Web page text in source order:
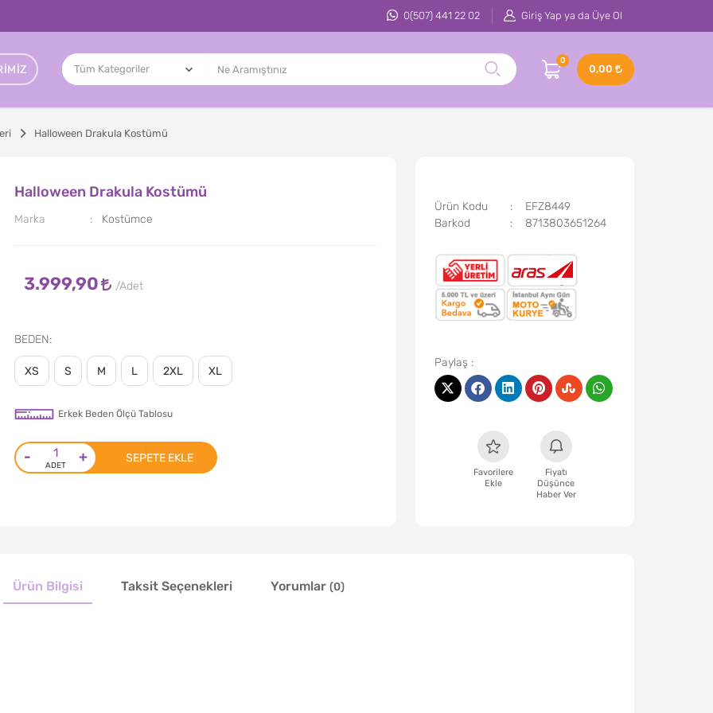
0(507) 441 22 02 Giriş Yap ya da Üye Ol
0
0,00
Halloween Drakula Kostümü
Halloween Drakula Kostümü
Marka Kostümce
3.999,90
BEDEN
XS S M L 2XL XL
Erkek Beden Ölçü Tablosu
- + SEPETE EKLE
Ürün Kodu
EFZ8449
Barkod
8713803651264
Favorilere
Ekle
Fiyatı
Düşünce
Haber Ver
Ürün Bilgisi Taksit Seçenekleri Yorumlar (0)